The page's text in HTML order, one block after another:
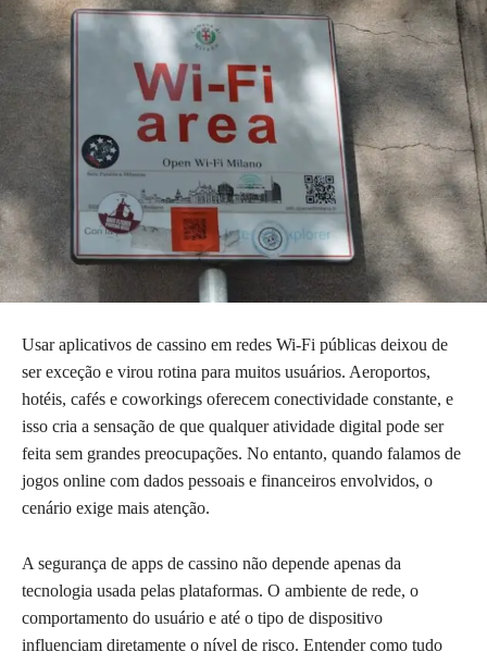
Usar aplicativos de cassino em redes Wi-Fi públicas deixou de
ser exceção e virou rotina para muitos usuários. Aeroportos,
hotéis, cafés e coworkings oferecem conectividade constante, e
isso cria a sensação de que qualquer atividade digital pode ser
feita sem grandes preocupações. No entanto, quando falamos de
jogos online com dados pessoais e financeiros envolvidos, o
cenário exige mais atenção.
A segurança de apps de cassino não depende apenas da
tecnologia usada pelas plataformas. O ambiente de rede, o
comportamento do usuário e até o tipo de dispositivo
influenciam diretamente o nível de risco. Entender como tudo